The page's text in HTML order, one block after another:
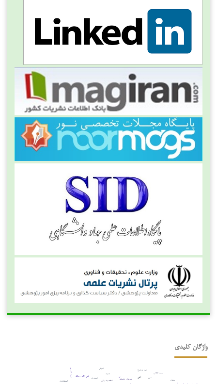
واژگان کلیدی
اعتقادات
کهن الگوی یونگ
شخصیت زنان باورهای عامیانه
آتش زن
نسب
خویشاوندی
محوی
رموز عرفانی تصوف
نمایش
شعر روایی
نیما یوشیج ادبیات فارسی